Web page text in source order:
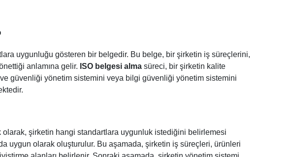
uygunluğu gösteren bir belgedir. Bu belge, bir şirketin iş süreçlerini,
anlamına gelir. ISO belgesi almasüreci, bir şirketin kalite
güvenliği yönetim sistemini veya bilgi güvenliği yönetim sistemini
şirketin hangi standartlara uygunluk istediğini belirlemesi
uygun olarak oluşturulur. Bu aşamada, şirketin iş süreçleri, ürünleri